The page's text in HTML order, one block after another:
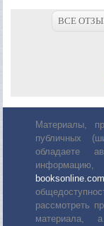
ВСЕ
Материалы,
публичных
обладаете
рассмотреть
материала,